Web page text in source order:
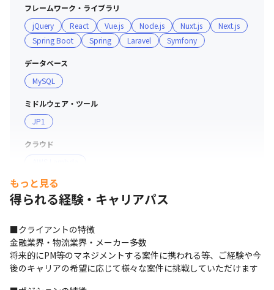
フレームワーク・ライブラリ
jQuery
React Vue.js Node.js Nuxt.js
Next.js
Spring Boot
Spring Laravel Symfony
データベース
MySQL
ミドルウェア・ツール
JP1
クラウド
サーバー・OS
iOS
Android
デザインツール
Figma
もっと見る
得られる経験・キャリアパス
■クライアントの特徴
金融業界・物流業界・メーカー多数
将来的にPM等のマネジメントする案件に携われる等、ご経験や今
後のキャリアの希望に応じて様々な案件に挑戦していただけます